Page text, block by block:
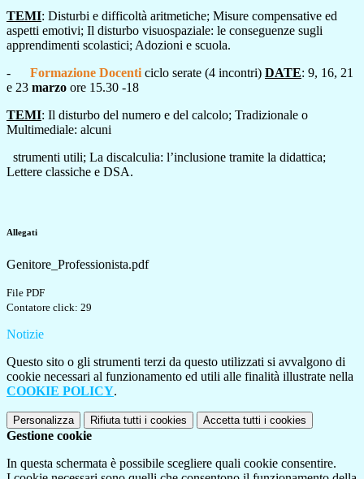
TEMI: Disturbi e difficoltà aritmetiche; Misure compensative ed
aspetti emotivi; Il disturbo visuospaziale: le conseguenze sugli
apprendimenti scolastici; Adozioni e scuola.
- Formazione Docenti ciclo serate (4 incontri) DATE: 9, 16, 21
e 23 marzo ore 15.30 -18
TEMI: Il disturbo del numero e del calcolo; Tradizionale o
Multimediale: alcuni
strumenti utili; La discalculia: l’inclusione tramite la didattica;
Lettere classiche e DSA.
Allegati
Genitore_Professionista.pdf
File PDF
Contatore click: 29
Notizie
Questo sito o gli strumenti terzi da questo utilizzati si avvalgono di
cookie necessari al funzionamento ed utili alle finalità illustrate nella
COOKIE POLICY.
Personalizza Rifiuta tutti i cookies Accetta tutti i cookies
Gestione cookie
In questa schermata è possibile scegliere quali cookie consentire.